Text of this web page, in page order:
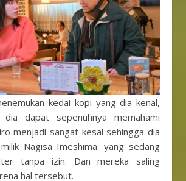
kedai kopi yang dia kenal,
dapat sepenuhnya memahami
menjadi sangat kesal sehingga dia
Nagisa Imeshima. yang sedang
tanpa izin. Dan mereka saling
hal tersebut.